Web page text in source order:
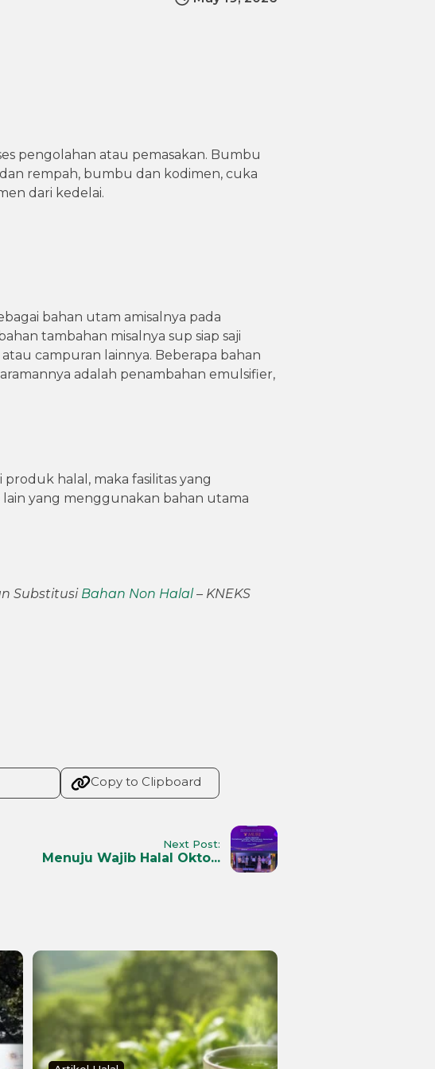
pengolahan atau pemasakan. Bumbu
rempah, bumbu dan kodimen, cuka
dari kedelai.
bahan utam amisalnya pada
tambahan misalnya sup siap saji
campuran lainnya. Beberapa bahan
adalah penambahan emulsifier,
halal, maka fasilitas yang
yang menggunakan bahan utama
Substitusi Bahan Non Halal– KNEKS
Copy to Clipboard
Next Post:
Menuju Wajib Halal Okto...